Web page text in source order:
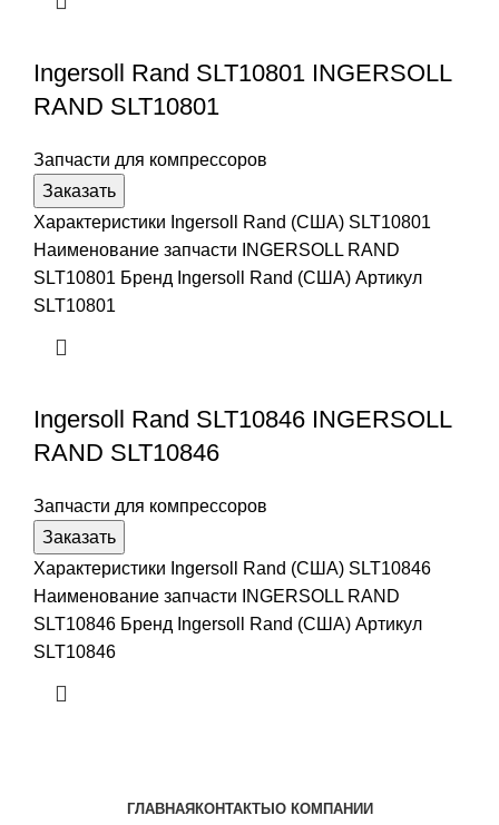
Ingersoll Rand SLT10801 INGERSOLL
RAND SLT10801
Запчасти для компрессоров
Заказать
Характеристики Ingersoll Rand (США) SLT10801
Наименование запчасти INGERSOLL RAND
SLT10801 Бренд Ingersoll Rand (США) Артикул
SLT10801
Ingersoll Rand SLT10846 INGERSOLL
RAND SLT10846
Запчасти для компрессоров
Заказать
Характеристики Ingersoll Rand (США) SLT10846
Наименование запчасти INGERSOLL RAND
SLT10846 Бренд Ingersoll Rand (США) Артикул
SLT10846
ГЛАВНАЯКОНТАКТЫО КОМПАНИИ